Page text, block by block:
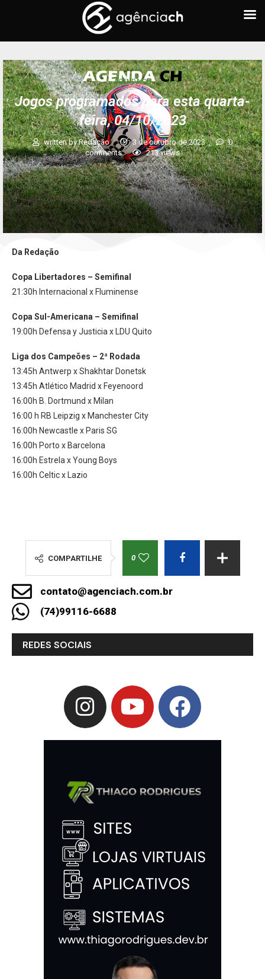
AGENDA CH
Jogos programados para esta quarta-
feira, 04/10/2023
written byRedação 3 de outubro de 2023
0
comments
213views
Da Redação
Copa Libertadores – Semifinal
21:30h Internacional x Fluminense
Copa Sul-Americana – Semifinal
19:00h Defensa y Justicia x LDU Quito
Liga dos Campeões – 2ª Rodada
13:45h Antwerp x Shakhtar Donetsk
13:45h Atlético Madrid x Feyenoord
16:00h B. Dortmund x Milan
16:00 h RB Leipzig x Manchester City
16:00h Newcastle x Paris SG
16:00h Porto x Barcelona
16:00h Estrela x Young Boys
16:00h Celtic x Lazio
COMPARTILHE 0
contato@agenciach.com.br
(74)99116-6688
REDES SOCIAIS